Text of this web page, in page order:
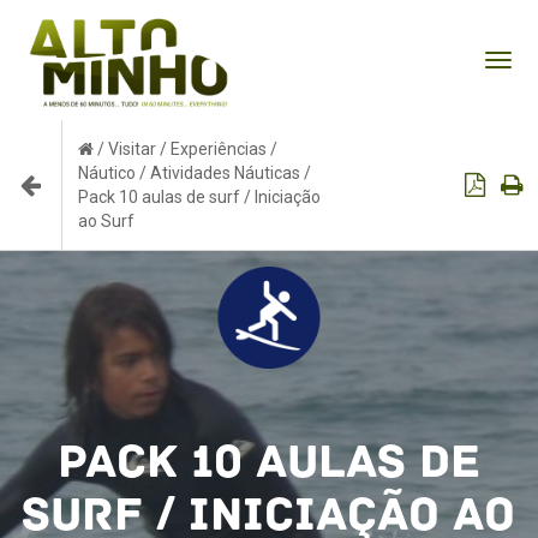
/Visitar/ Experiências /
Náutico /Atividades Náuticas /
Pack 10 aulas de surf / Iniciação
ao Surf
Pack 10 aulas de
surf / Iniciação ao